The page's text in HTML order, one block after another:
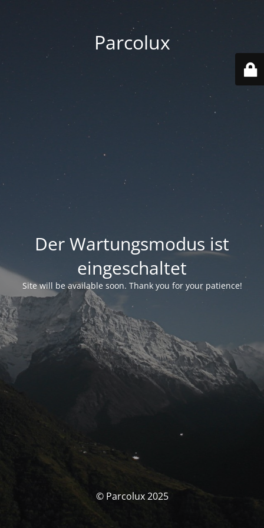
Parcolux
Der Wartungsmodus ist
eingeschaltet
Site will be available soon. Thank you for your patience!
© Parcolux 2025